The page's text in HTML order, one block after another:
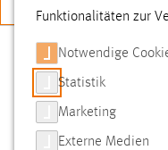
SUCHE
FILTER
Funktionalitäten zur
Notwendige
Statistik
Marketing
Externe Medien